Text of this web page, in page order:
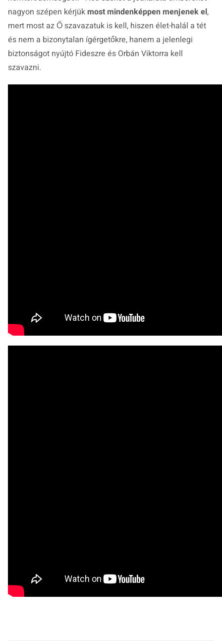
nagyon szépen kérjükmost mindenképpen menjenek el,
mert most az Ő szavazatuk is kell, hiszen élet-halál a tét
és nem a bizonytalan ígérgetőkre, hanem a jelenlegi
biztonságot nyújtó Fideszre és Orbán Viktorra kell
szavazni.